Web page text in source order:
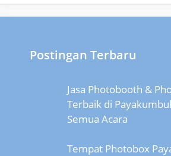
Postingan Terbaru
Jasa Photobooth &
Terbaik di
Semua Acara
Tempat Photobox